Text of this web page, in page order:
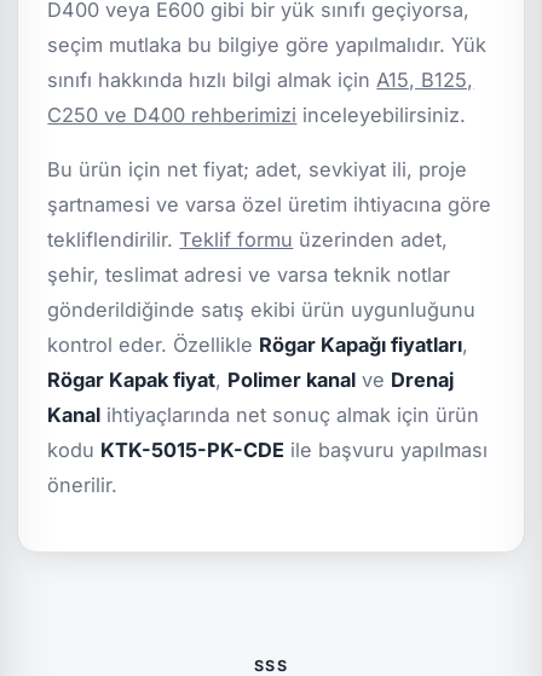
D400 veya E600 gibi bir yük sınıfı geçiyorsa,
seçim mutlaka bu bilgiye göre yapılmalıdır. Yük
sınıfı hakkında hızlı bilgi almak için A15, B125,
C250 ve D400 rehberimizi inceleyebilirsiniz.
Bu ürün için net fiyat; adet, sevkiyat ili, proje
şartnamesi ve varsa özel üretim ihtiyacına göre
tekliflendirilir.Teklif formu üzerinden adet,
şehir, teslimat adresi ve varsa teknik notlar
gönderildiğinde satış ekibi ürün uygunluğunu
kontrol eder. Özellikle Rögar Kapağı fiyatları,
Rögar Kapak fiyat, Polimer kanal ve Drenaj
Kanal ihtiyaçlarında net sonuç almak için ürün
kodu KTK-5015-PK-CDE ile başvuru yapılması
önerilir.
SSS